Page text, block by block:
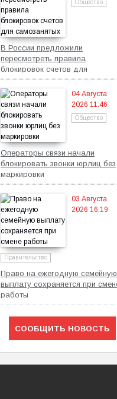
Общество
В России предложили
пересмотреть правила
блокировок счетов для
самозанятых
04 Августа
2026 11:46
Общество
Операторы связи начали
блокировать звонки юрлиц без
маркировки
03 Августа
2026 16:19
Правительство
Право на ежегодную семейную
выплату сохраняется при
работы
СООБЩИТЬ НОВОСТЬ